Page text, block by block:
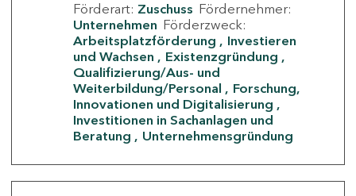
Förderart: Zuschuss Fördernehmer:
Unternehmen Förderzweck:
Arbeitsplatzförderung
Investieren
und Wachsen
Existenzgründung
Qualifizierung/Aus- und
Weiterbildung/Personal
Forschung,
Innovationen und Digitalisierung
Investitionen in Sachanlagen und
Beratung
Unternehmensgründung